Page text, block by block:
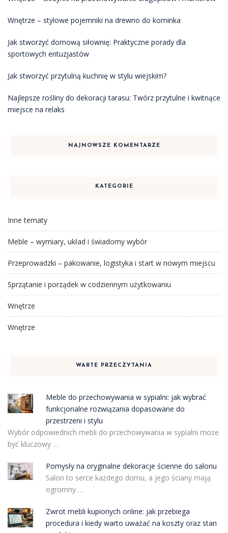
Wnętrze – stylowe pojemniki na drewno do kominka
Jak stworzyć domową siłownię: Praktyczne porady dla
sportowych entuzjastów
Jak stworzyć przytulną kuchnię w stylu wiejskim?
Najlepsze rośliny do dekoracji tarasu: Twórz przytulne i kwitnące
miejsce na relaks
NAJNOWSZE KOMENTARZE
KATEGORIE
Inne tematy
Meble – wymiary, układ i świadomy wybór
Przeprowadzki – pakowanie, logistyka i start w nowym miejscu
Sprzątanie i porządek w codziennym użytkowaniu
Wnętrze
Wnętrze
WARTE PRZECZYTANIA
Meble do przechowywania w sypialni: jak wybrać
funkcjonalne rozwiązania dopasowane do
przestrzeni i stylu
Wybór odpowiednich mebli do przechowywania w sypialni może
być kluczowy …
Pomysły na oryginalne dekoracje ścienne do salonu
Salon to serce każdego domu, a jego ściany mają
ogromny …
Zwrot mebli kupionych online: jak przebiega
procedura i kiedy warto uważać na koszty oraz stan